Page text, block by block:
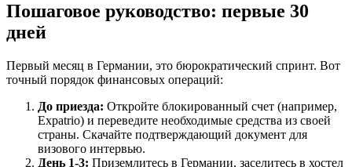
Пошаговое руководство: первые 30
дней
Первый месяц в Германии, это бюрократический спринт. Вот
точный порядок финансовых операций:
До приезда: Откройте блокированный счет (например,
Expatrio) и переведите необходимые средства из своей
страны. Скачайте подтверждающий документ для
визового интервью.
День 1-3: Приземлитесь в Германии, заселитесь в хостел